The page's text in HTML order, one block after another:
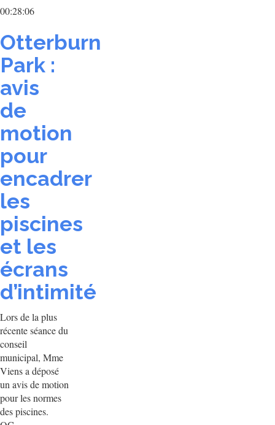
00:28:06
Otterburn
Park :
avis
de
motion
pour
encadrer
les
piscines
et les
écrans
d’intimité
Lors de la plus
récente séance du
conseil
municipal, Mme
Viens a déposé
un avis de motion
pour les normes
des piscines.